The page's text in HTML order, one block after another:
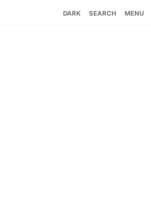
SEARCH MENU